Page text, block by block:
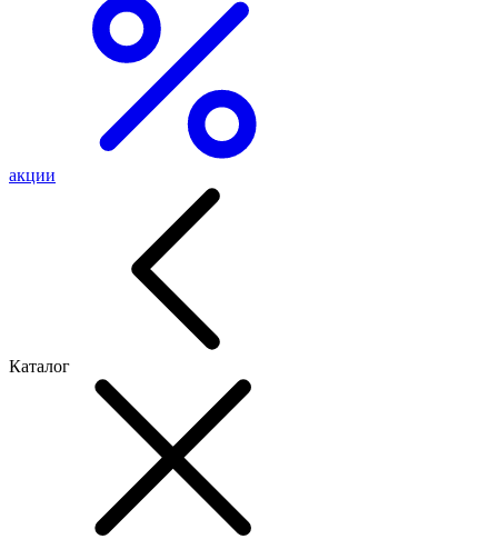
акции
Каталог